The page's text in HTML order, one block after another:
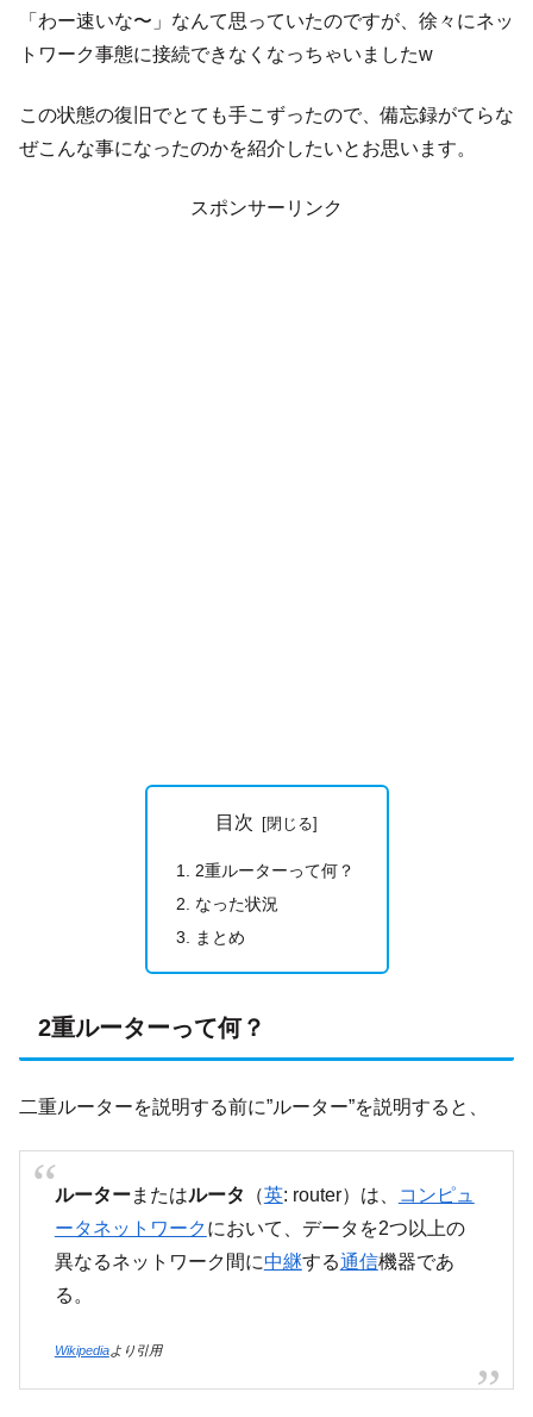
「わー速いな〜」なんて思っていたのですが、徐々にネッ
トワーク事態に接続できなくなっちゃいましたw
この状態の復旧でとても手こずったので、備忘録がてらな
ぜこんな事になったのかを紹介したいとお思います。
スポンサーリンク
目次
2重ルーターって何？
なった状況
まとめ
2重ルーターって何？
二重ルーターを説明する前に”ルーター”を説明すると、
ルーターまたはルータ （英: router）は、
コンピュ
ータネットワークにおいて、データを2つ以上の
異なるネットワーク間に中継する通信機器であ
る。
Wikipediaより引用